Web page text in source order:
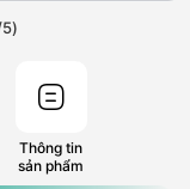
5)
Thông tin
sản phẩm